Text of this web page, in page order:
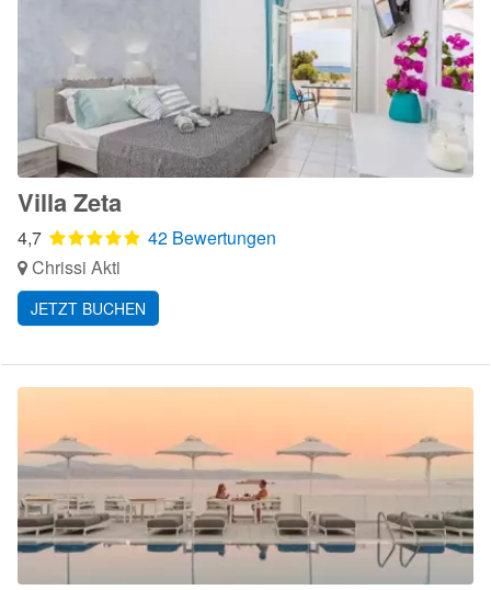
Villa Zeta
4,7
42 Bewertungen
Chrissi Akti
JETZT BUCHEN